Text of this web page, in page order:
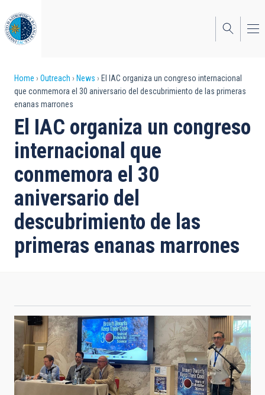
to
main
content
Breadcrumb
Home Outreach News
El IAC organiza un congreso internacional
que conmemora el 30 aniversario del descubrimiento de las primeras
enanas marrones
El IAC organiza un congreso
internacional que
conmemora el 30
aniversario del
descubrimiento de las
primeras enanas marrones